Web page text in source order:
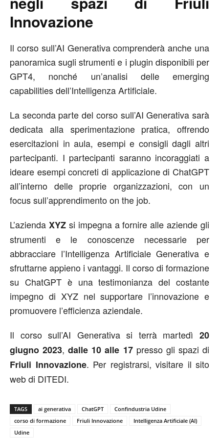
Innovazione
Il corso sull’AI Generativa comprenderà anche una
panoramica sugli strumenti e i plugin disponibili per
GPT4, nonché un’analisi delle emerging
capabilities dell’Intelligenza Artificiale.
La seconda parte del corso sull’AI Generativa sarà
dedicata alla sperimentazione pratica, offrendo
esercitazioni in aula, esempi e consigli dagli altri
partecipanti. I partecipanti saranno incoraggiati a
ideare esempi concreti di applicazione di ChatGPT
all’interno delle proprie organizzazioni, con un
focus sull’apprendimento on the job.
L’azienda XYZsi impegna a fornire alle aziende gli
strumenti e le conoscenze necessarie per
abbracciare l’Intelligenza Artificiale Generativa e
sfruttarne appieno i vantaggi. Il corso di formazione
su ChatGPT è una testimonianza del costante
impegno di XYZ nel supportare l’innovazione e
promuovere l’efficienza aziendale.
Il corso sull’AI Generativa si terrà martedì 20
giugno 2023,dalle 10 alle 17presso gli spazi di
Friuli Innovazione. Per registrarsi, visitare il sito
web di DITEDI.
TAGS ai generativa ChatGPT
Confindustria Udine
corso di formazione
Friuli Innovazione
Intelligenza Artificiale (AI)
Udine